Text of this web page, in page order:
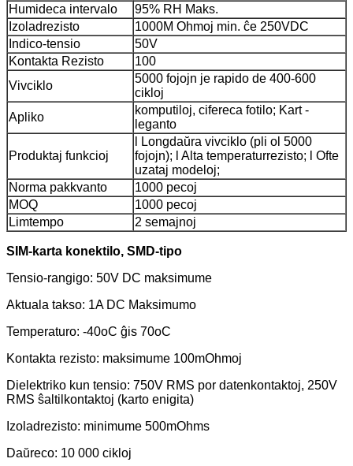
Humideca intervalo
95% RH Maks.
Izoladrezisto
1000M Ohmoj min. ĉe 250VDC
Indico-tensio
50V
Kontakta Rezisto
100
Vivciklo
5000 fojojn je rapido de 400-600
cikloj
Apliko
komputiloj, cifereca fotilo; Kart -
leganto
Produktaj funkcioj
l Longdaŭra vivciklo (pli ol 5000
fojojn); l Alta temperaturrezisto; l Ofte
uzataj modeloj;
Norma pakkvanto
1000 pecoj
MOQ
1000 pecoj
Limtempo
2 semajnoj
SIM-karta konektilo, SMD-tipo
Tensio-rangigo: 50V DC maksimume
Aktuala takso: 1A DC Maksimumo
Temperaturo: -40oC ĝis 70oC
Kontakta rezisto: maksimume 100mOhmoj
Dielektriko kun tensio: 750V RMS por datenkontaktoj, 250V
RMS ŝaltilkontaktoj (karto enigita)
Izoladrezisto: minimume 500mOhms
Daŭreco: 10 000 cikloj